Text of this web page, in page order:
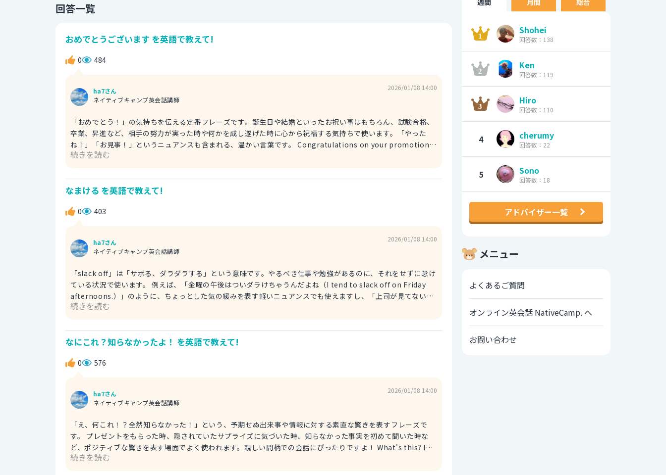
回答一覧
おめでとうございます を英語で教えて!
0 484
ha7さん
ネイティブキャンプ英会話講師
2026/01/08 14:00
「おめでとう！」の気持ちを伝える定番フレーズです。誕生日や結婚といったお祝い事はもちろん、試験合格、
卒業、昇進など、相手の努力が実った時や何かを成し遂げた時に心から祝福する気持ちで使います。「やった
ね！」「お見事！」というニュアンスも含まれる、温かい言葉です。 Congratulations on your promotion!
ご昇進おめでとうございます！ ちなみに、「Way to go!」は「よくやった！」「その調子！」といったニュア
や、試合でゴールを決めた仲間に対して「すごいじゃん！」という感じで気軽に声をかけるのにピッタリです
よ。 Way to go on passing your exam! 試験合格、おめでとう！
続きを読む
なまける を英語で教えて!
0 403
ha7さん
ネイティブキャンプ英会話講師
2026/01/08 14:00
「slack off」は「サボる、ダラダラする」という意味です。やるべき仕事や勉強があるのに、それをせずに怠け
ている状況で使います。 例えば、「金曜の午後はついダラけちゃうんだよね（I tend to slack off on Friday
afternoons.）」のように、ちょっとした気の緩みを表す軽いニュアンスでも使えますし、「上司が見てないと
彼はいつもサボってる（He always slacks off when his boss isn't looking.）」のように、少し非難めいた意
ロジェクトでちゃんと自分の役割を果たしてよ。 ちなみに、「to goof off」は「サボる」や「ダラダラする」
といった意味で、やるべきことがあるのに遊んだり無駄話をして時間を潰す、ちょっとおどけたニュアンスで使
す。 Stop goofing off and pull your weight on this project. なまけないで、このプロジェクトで自分の役割
続きを読む
なにこれ？知らなかったよ！ を英語で教えて!
0 576
ha7さん
ネイティブキャンプ英会話講師
2026/01/08 14:00
「え、何これ！？全然知らなかった！」という、予期せぬ出来事や情報に対する素直な驚きを表すフレーズで
す。 プレゼントをもらった時、隠されていたサプライズに気づいた時、知らなかった事実を初めて聞いた時な
ど、ポジティブな驚きを表す場面でよく使われます。親しい間柄での会話にぴったりですよ！ What's this? I
had no idea they added this feature! なにこれ？この機能が追加されたなんて知らなかったよ！ ちなみに、
続きを読む
週間 月間 総合
Shohei
回答数：138
Ken
回答数：119
Hiro
回答数：110
4 cherumy
回答数：22
5 Sono
回答数：18
アドバイザー一覧
メニュー
よくあるご質問
オンライン英会話 NativeCamp. へ
お問い合わせ